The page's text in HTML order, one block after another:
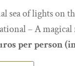
sea of lights on
– A
per person